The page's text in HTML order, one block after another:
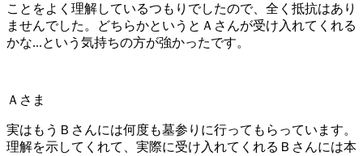
ことをよく理解しているつもりでしたので、全く抵抗はあり
ませんでした。どちらかというとＡさんが受け入れてくれる
かな...という気持ちの方が強かったです。
Ａさま
実はもうＢさんには何度も墓参りに行ってもらっています。
理解を示してくれて、実際に受け入れてくれるＢさんには本